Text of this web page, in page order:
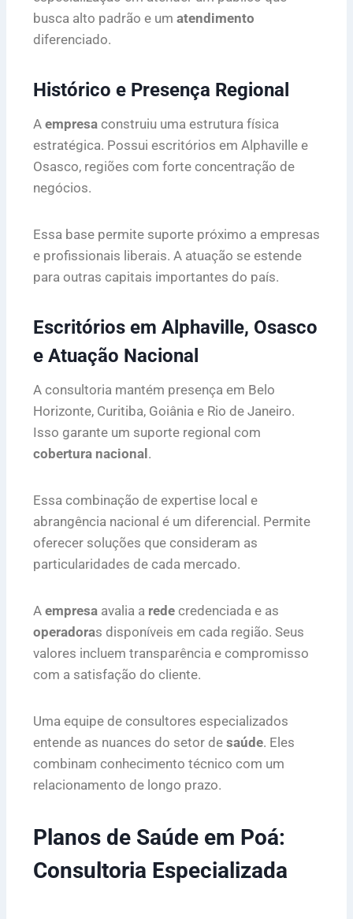
busca alto padrão e um atendimento
diferenciado.
Histórico e Presença Regional
A empresa construiu uma estrutura física
estratégica. Possui escritórios em Alphaville e
Osasco, regiões com forte concentração de
negócios.
Essa base permite suporte próximo a empresas
e profissionais liberais. A atuação se estende
para outras capitais importantes do país.
Escritórios em Alphaville, Osasco
e Atuação Nacional
A consultoria mantém presença em Belo
Horizonte, Curitiba, Goiânia e Rio de Janeiro.
Isso garante um suporte regional com
cobertura nacional.
Essa combinação de expertise local e
abrangência nacional é um diferencial. Permite
oferecer soluções que consideram as
particularidades de cada mercado.
A empresa avalia a rede credenciada e as
operadoras disponíveis em cada região. Seus
valores incluem transparência e compromisso
com a satisfação do cliente.
Uma equipe de consultores especializados
entende as nuances do setor de saúde. Eles
combinam conhecimento técnico com um
relacionamento de longo prazo.
Planos de Saúde em Poá:
Consultoria Especializada